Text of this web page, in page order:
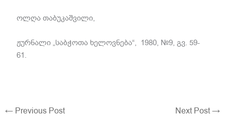
ოლღა თაბუკაშვილი,
ჟურნალი „საბჭოთა ხელოვნება“, 1980, №9, გვ. 59-
61.
← Previous Post Next Post→